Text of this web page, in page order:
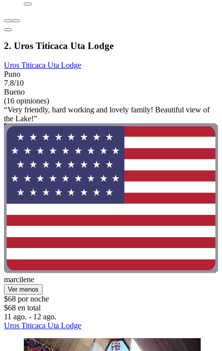
2. Uros Titicaca Uta Lodge
Uros Titicaca Uta Lodge
Puno
7.8/10
Bueno
(16 opiniones)
“Very friendly, hard working and lovely family! Beautiful view of
the Lake!”
marcilene
Ver menos
$68 por noche
$68 en total
11 ago. - 12 ago.
Uros Titicaca Uta Lodge